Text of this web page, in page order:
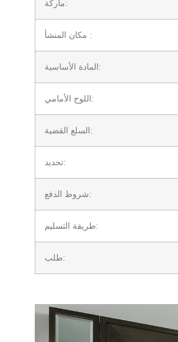
ماركة:
مكان المنشأ :
المادة الأساسية:
اللوح الأمامي:
السلع القضية:
تحديد:
شروط الدفع:
طريقة التسليم:
طلب: